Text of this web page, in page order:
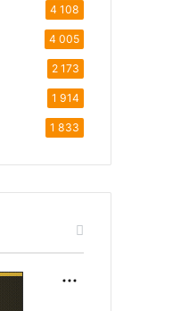
4 108
4 005
2 173
1 914
1 833